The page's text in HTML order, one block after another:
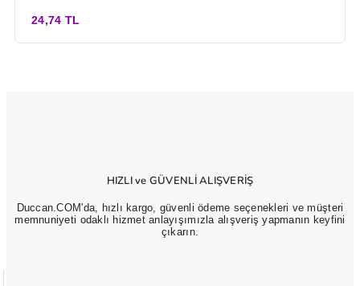
24,74 TL
HIZLI ve GÜVENLİ ALIŞVERİŞ
Duccan.COM'da, hızlı kargo, güvenli ödeme seçenekleri ve müşteri
memnuniyeti odaklı hizmet anlayışımızla alışveriş yapmanın keyfini
çıkarın.